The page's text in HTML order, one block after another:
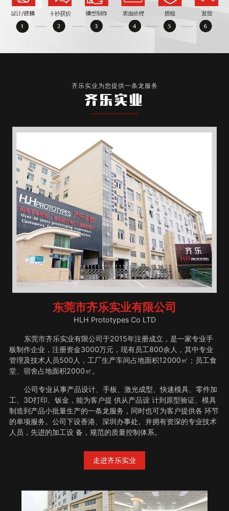
齐乐实业为您提供一条龙服务
齐乐实业
东莞市齐乐实业有限公司
HLH Prototypes Co LTD
东莞市齐乐实业有限公司于2015年注册成立，是一家专业手
板制作企业，注册资金3000万元，现有员工800余人，其中专业
管理及技术人员500人，工厂生产车间占地面积12000㎡；员工食
堂、宿舍占地面积2000㎡。
公司专业从事产品设计、手板、激光成型、快速模具、零件加
工、3D打印、钣金，能为客户提 供从产品设 计到原型验证、模具
制造到产品小批量生产的一条龙服务，同时也可为客户提供各 环节
的单项服务。公司下设香港、深圳办事处。并拥有资深的专业技术
人员，先进的加工设 备，规范的质量控制体系。
走进齐乐实业